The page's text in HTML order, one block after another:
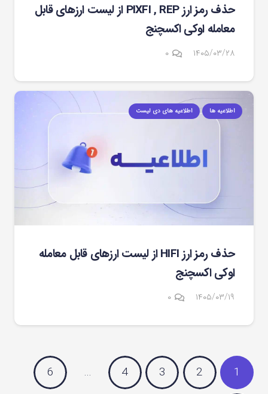
حذف رمز ارز PIXFI , REP از لیست ارزهای قابل
معامله اوکی اکسچنج
۱۴۰۵/۰۳/۲۸ ۰
اطلاعیه ها اطلاعیه های دی لیست
حذف رمز ارز HIFI از لیست ارزهای قابل معامله
اوکی اکسچنج
۱۴۰۵/۰۳/۱۹ ۰
1
2
3
4
…
6